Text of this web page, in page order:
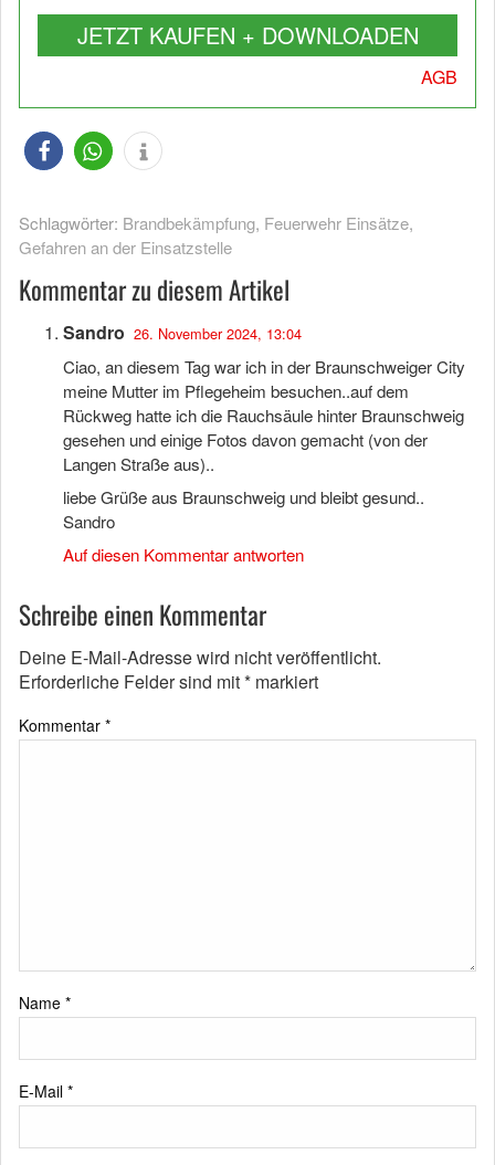
JETZT KAUFEN + DOWNLOADEN
AGB
Schlagwörter: Brandbekämpfung, Feuerwehr Einsätze,
Gefahren an der Einsatzstelle
Kommentar zu diesem Artikel
Sandro 26. November 2024, 13:04
Ciao, an diesem Tag war ich in der Braunschweiger City
meine Mutter im Pflegeheim besuchen..auf dem
Rückweg hatte ich die Rauchsäule hinter Braunschweig
gesehen und einige Fotos davon gemacht (von der
Langen Straße aus)..
liebe Grüße aus Braunschweig und bleibt gesund..
Sandro
Auf diesen Kommentar antworten
Schreibe einen Kommentar
Deine E-Mail-Adresse wird nicht veröffentlicht.
Erforderliche Felder sind mit* markiert
Kommentar *
Name *
E-Mail *